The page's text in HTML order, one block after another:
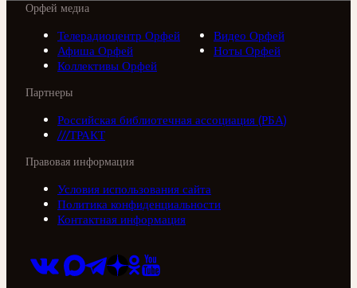
Орфей медиа
Телерадиоцентр Орфей
Видео Орфей
Афиша Орфей
Ноты Орфей
Коллективы Орфей
Партнеры
Российская библиотечная ассоциация (РБА)
///ТРАКТ
Правовая информация
Условия использования сайта
Политика конфиденциальности
Контактная информация